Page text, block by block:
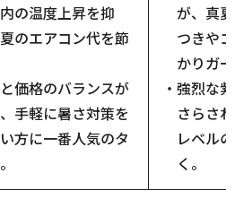
の温度上昇を抑
のエアコン代を節
価格のバランスが
手軽に暑さ対策を
方に一番人気のタ
が、真
つきや
かりガ
・強烈な
さらさ
レベル
く。